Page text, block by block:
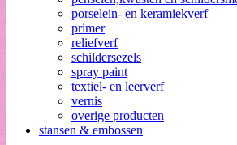
porselein- en keramiekverf
primer
reliefverf
schildersezels
spray paint
textiel- en leerverf
vernis
overige producten
stansen & embossen